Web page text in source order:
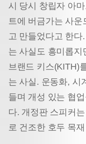
시 당시 창립자 아
트에 버금가는 사운
고 만들었다고 한
는 사실도 흥미롭지
브랜드 키스(KITH)
는 사실. 운동화, 시
들며 개성 있는 협
다. 개정판 스피커
로 건조한 호두 목